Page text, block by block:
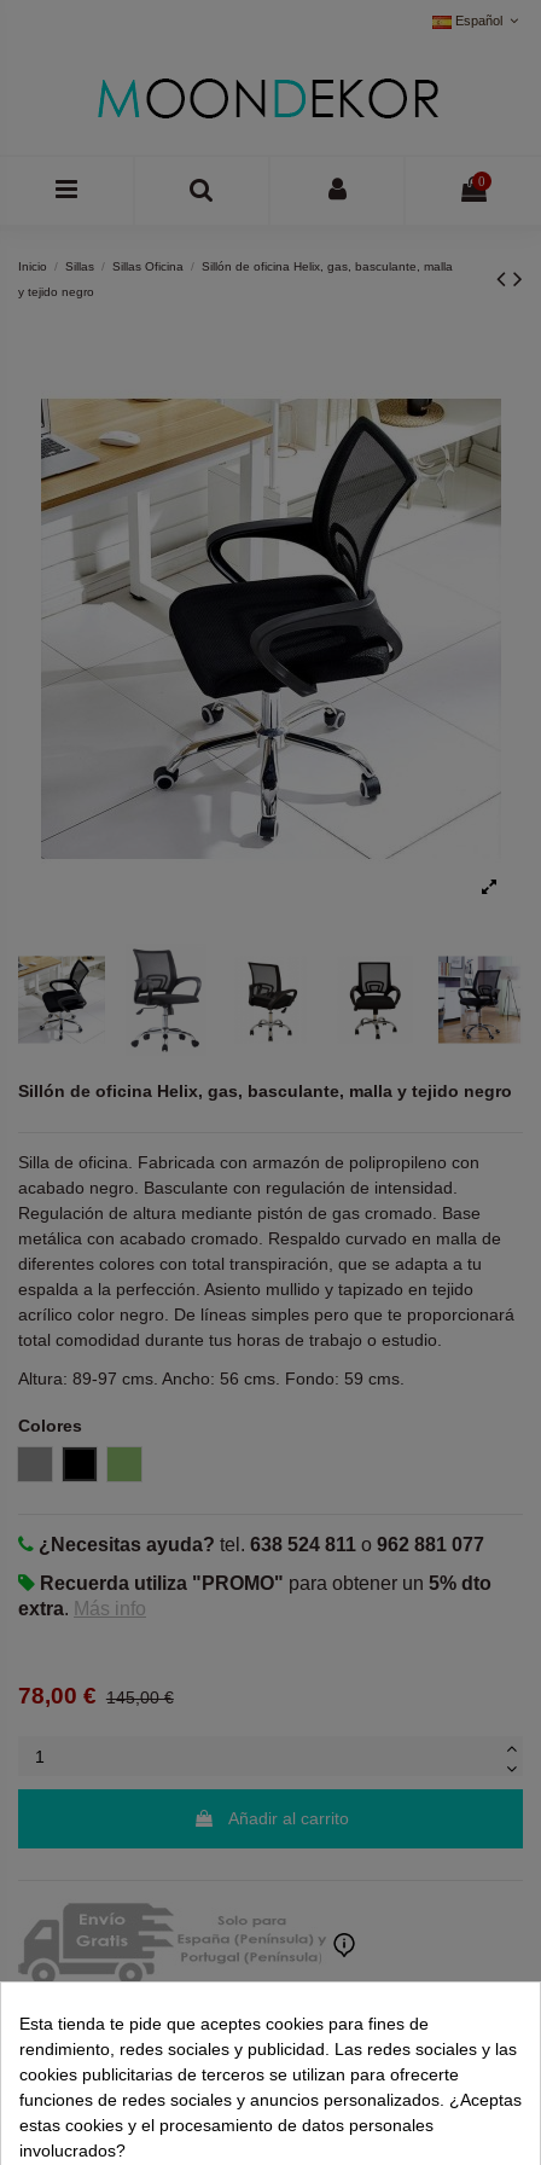
Español
0
Inicio Sillas Sillas Oficina
Sillón de oficina Helix, gas, basculante, malla
y tejido negro
Sillón de oficina Helix, gas, basculante, malla y tejido negro
Silla de oficina. Fabricada con armazón de polipropileno con
acabado negro. Basculante con regulación de intensidad.
Regulación de altura mediante pistón de gas cromado. Base
metálica con acabado cromado. Respaldo curvado en malla de
diferentes colores con total transpiración, que se adapta a tu
espalda a la perfección. Asiento mullido y tapizado en tejido
acrílico color negro. De líneas simples pero que te proporcionará
total comodidad durante tus horas de trabajo o estudio.
Altura: 89-97 cms. Ancho: 56 cms. Fondo: 59 cms.
Colores
¿Necesitas ayuda? tel. 638 524 811 o 962 881 077
Recuerda utiliza "PROMO" para obtener un 5% dto
extra. Más info
78,00 € 145,00 €
Añadir al carrito
Puntuaciones y opiniones de nuestros clientes
( 0.0 / 5) - 0 Opinión (es)
Sea el primero en compartirnos su opinión
Esta tienda te pide que aceptes cookies para fines de
rendimiento, redes sociales y publicidad. Las redes sociales y las
cookies publicitarias de terceros se utilizan para ofrecerte
funciones de redes sociales y anuncios personalizados. ¿Aceptas
estas cookies y el procesamiento de datos personales
involucrados?